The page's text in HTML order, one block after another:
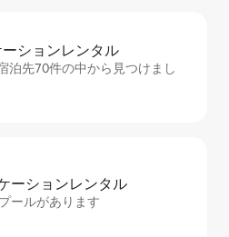
シ⁠ョ⁠ンレ⁠ン⁠タ⁠ル
泊先70件の中から見つけまし
ー⁠シ⁠ョ⁠ンレ⁠ン⁠タ⁠ル
ールがあります